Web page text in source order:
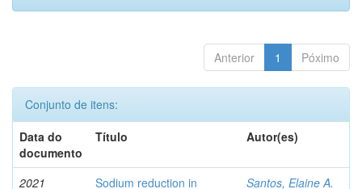
Anterior 1 Póximo
Conjunto de itens:
Data do
documento
Título Autor(es)
2021
Sodium reduction in
Santos, Elaine A.